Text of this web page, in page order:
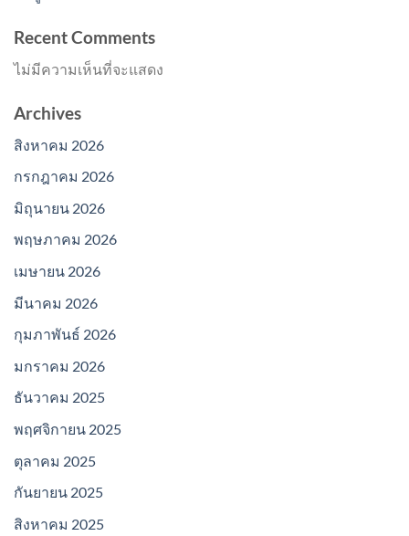
Recent Comments
ไม่มีความเห็นที่จะแสดง
Archives
สิงหาคม 2026
กรกฎาคม 2026
มิถุนายน 2026
พฤษภาคม 2026
เมษายน 2026
มีนาคม 2026
กุมภาพันธ์ 2026
มกราคม 2026
ธันวาคม 2025
พฤศจิกายน 2025
ตุลาคม 2025
กันยายน 2025
สิงหาคม 2025